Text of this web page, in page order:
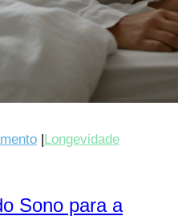
Longevidade
Sono para a